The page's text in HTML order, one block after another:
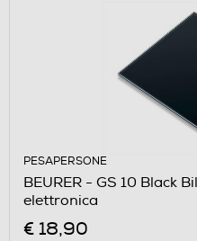
PESAPERSONE
BEURER - GS 10 Black
elettronica
€ 18,90